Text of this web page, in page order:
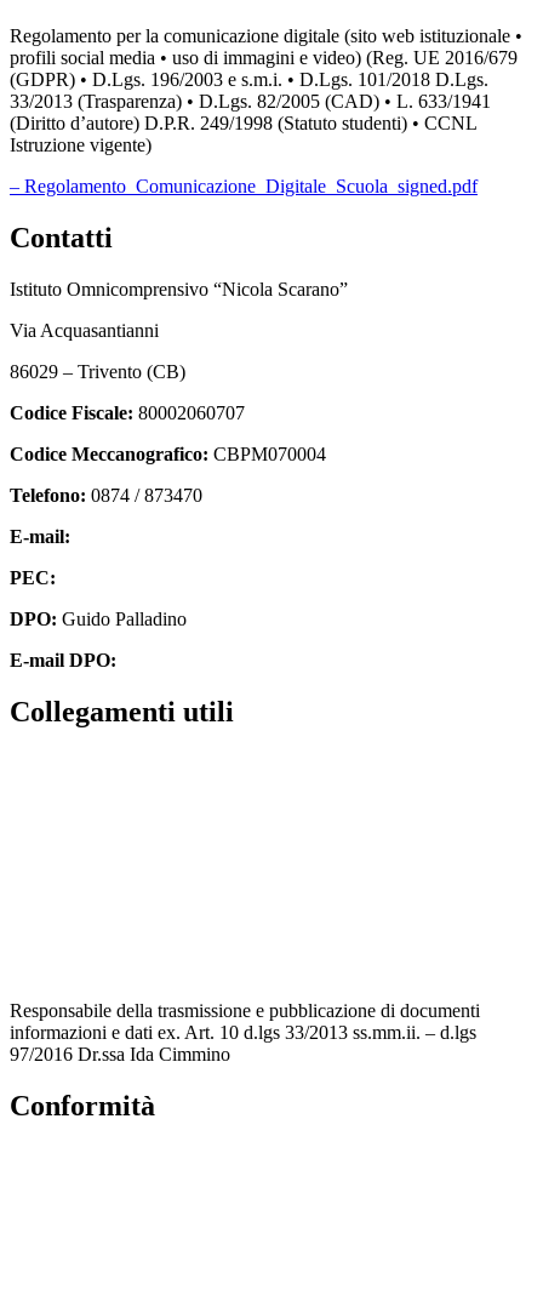
Regolamento per la comunicazione digitale (sito web istituzionale •
profili social media • uso di immagini e video) (Reg. UE 2016/679
(GDPR) • D.Lgs. 196/2003 e s.m.i. • D.Lgs. 101/2018 D.Lgs.
33/2013 (Trasparenza) • D.Lgs. 82/2005 (CAD) • L. 633/1941
(Diritto d’autore) D.P.R. 249/1998 (Statuto studenti) • CCNL
Istruzione vigente)
– Regolamento_Comunicazione_Digitale_Scuola_signed.pdf
Contatti
Istituto Omnicomprensivo “Nicola Scarano”
Via Acquasantianni
86029 – Trivento (CB)
Codice Fiscale: 80002060707
Codice Meccanografico: CBPM070004
Telefono: 0874 / 873470
E-mail:
PEC:
DPO: Guido Palladino
E-mail DPO:
Collegamenti utili
Responsabile della trasmissione e pubblicazione di documenti
informazioni e dati ex. Art. 10 d.lgs 33/2013 ss.mm.ii. – d.lgs
97/2016 Dr.ssa Ida Cimmino
Conformità